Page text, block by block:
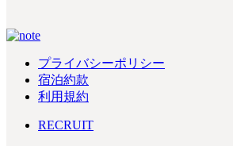
プライバシーポリシー
宿泊約款
利用規約
RECRUIT